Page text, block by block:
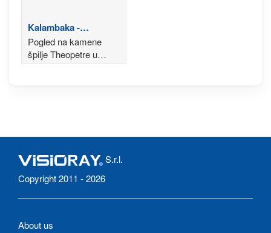
Kalambaka -
Theopetra
Pogled na kamene
špilje Theopetre u
Kalambaki
S.r.l.
Copyright 2011 - 2026
About us